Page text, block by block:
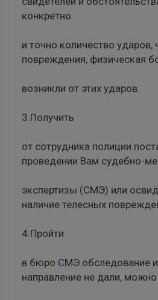
конкретно
и точно количество ударов,
повреждения, физическая
возникли от этих ударов.
3.Получить
от сотрудника полиции
проведении Вам судебно-
экспертизы (СМЭ) или
наличие телесных
4.Пройти
в бюро СМЭ обследование
направление не дали,